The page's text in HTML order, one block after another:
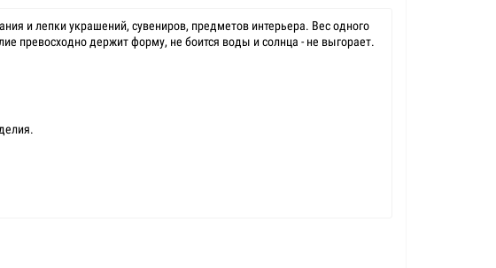
и лепки украшений, сувениров, предметов интерьера. Вес одного
превосходно держит форму, не боится воды и солнца - не выгорает.